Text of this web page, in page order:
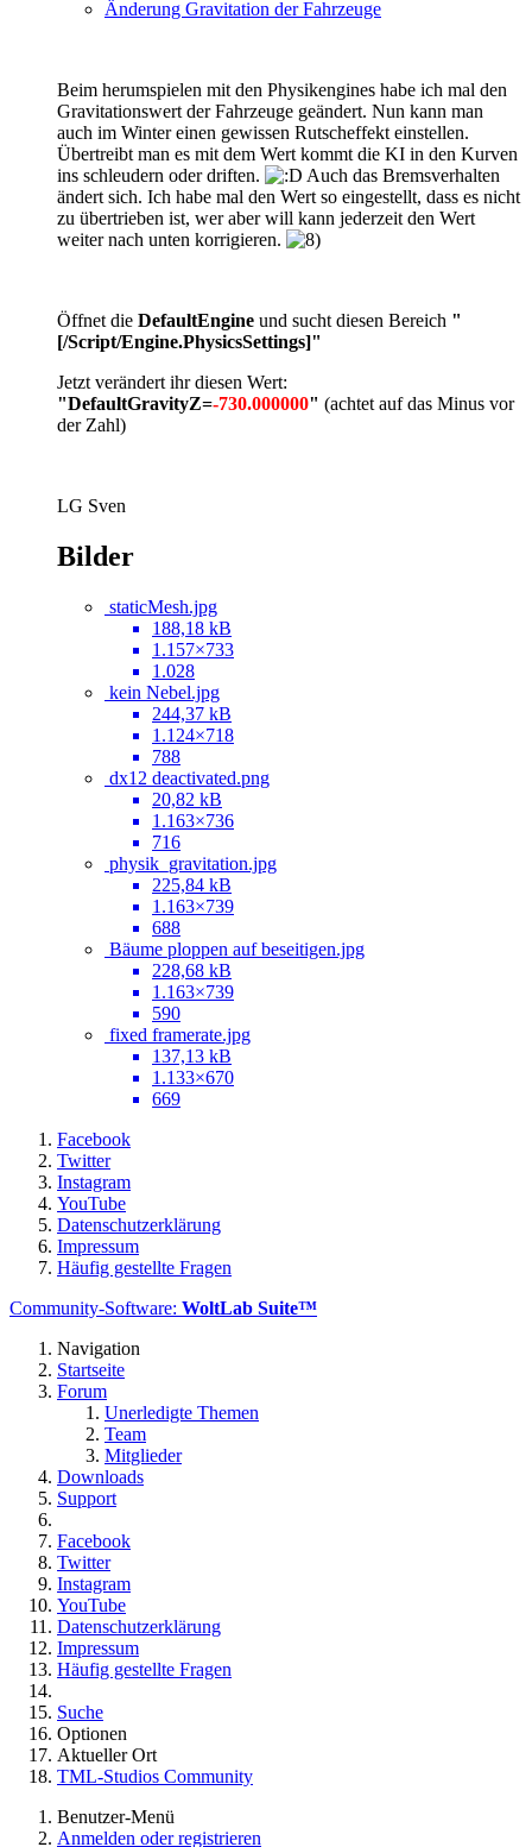
Änderung Gravitation der Fahrzeuge
Beim herumspielen mit den Physikengines habe ich mal den
Gravitationswert der Fahrzeuge geändert. Nun kann man
auch im Winter einen gewissen Rutscheffekt einstellen.
Übertreibt man es mit dem Wert kommt die KI in den Kurven
ins schleudern oder driften.
Auch das Bremsverhalten
ändert sich. Ich habe mal den Wert so eingestellt, dass es nicht
zu übertrieben ist, wer aber will kann jederzeit den Wert
weiter nach unten korrigieren.
Öffnet die DefaultEngine und sucht diesen Bereich "
[/Script/Engine.PhysicsSettings]"
Jetzt verändert ihr diesen Wert:
"DefaultGravityZ=-730.000000" (achtet auf das Minus vor
der Zahl)
LG Sven
Bilder
‌staticMesh.jpg
188,18 kB
1.157×733
1.028
kein Nebel.jpg
244,37 kB
1.124×718
788
dx12 deactivated.png
20,82 kB
1.163×736
716
physik_gravitation.jpg
225,84 kB
1.163×739
688
Bäume ploppen auf beseitigen.jpg
228,68 kB
1.163×739
590
fixed framerate.jpg
137,13 kB
1.133×670
669
Facebook
Twitter
Instagram
YouTube
Datenschutzerklärung
Impressum
Häufig gestellte Fragen
Community-Software: WoltLab Suite™
Navigation
Startseite
Forum
Unerledigte Themen
Team
Mitglieder
Downloads
Support
Facebook
Twitter
Instagram
YouTube
Datenschutzerklärung
Impressum
Häufig gestellte Fragen
Suche
Optionen
Aktueller Ort
TML-Studios Community
Benutzer-Menü
Anmelden oder registrieren